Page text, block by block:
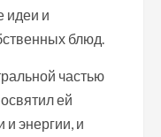
идеи и
блюд.
частью
ей
энергии, и